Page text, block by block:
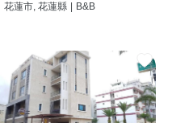
花蓮市, 花蓮縣 B&B